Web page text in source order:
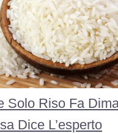
Solo Riso Fa
Dice L’esperto